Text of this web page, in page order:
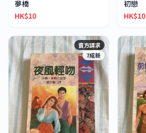
夢橋
HK$10
初戀
HK$10
賣方請求
7成新